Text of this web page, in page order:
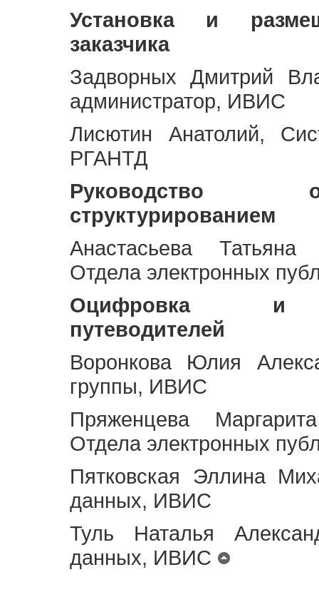
Установка и
заказчика
Задворных Дмитрий
администратор, ИВИС
Лисютин Анатолий,
РГАНТД
Руководство
структурированием
Анастасьева Татьяна
Отдела электронных
Оцифровка и
путеводителей
Воронкова Юлия
группы, ИВИС
Пряженцева
Отдела электронных
Пятковская Эллина
данных, ИВИС
Туль Наталья
данных, ИВИС